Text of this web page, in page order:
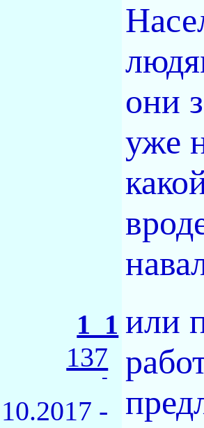
они
уже
1_1
137
-
-
или